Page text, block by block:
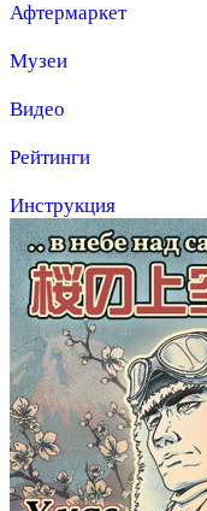
Афтермаркет
Музеи
Видео
Рейтинги
Инструкция